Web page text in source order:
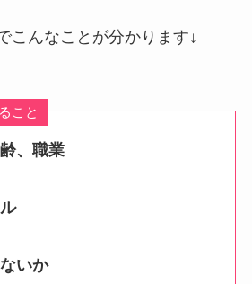
こんなことが分かります↓
こと
、職業
いか